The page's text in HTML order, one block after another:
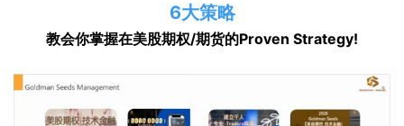
6大策略
教会你掌握在美股期权/期货的Proven Strategy!